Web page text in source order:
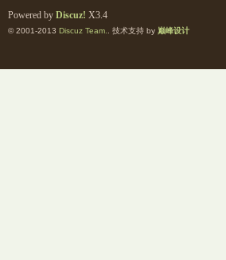
交
Powered by Discuz! X3.4
© 2001-2013 Discuz Team. . 技术支持 by 巅峰设计